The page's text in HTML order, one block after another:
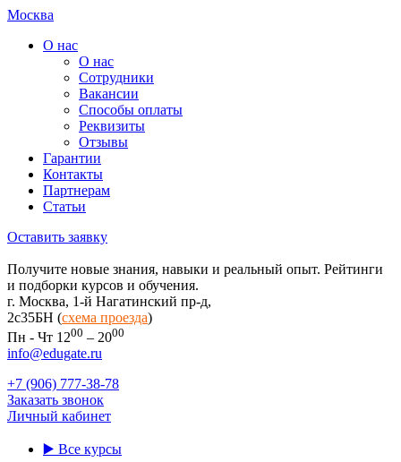
Москва
О нас
О нас
Сотрудники
Вакансии
Способы оплаты
Реквизиты
Отзывы
Гарантии
Контакты
Партнерам
Статьи
Оставить заявку
Получите новые знания, навыки и реальный опыт. Рейтинги
и подборки курсов и обучения.
г. Москва, 1-й Нагатинский пр-д,
2c35БН (схема проезда)
Пн - Чт 1200 – 2000
info@edugate.ru
+7 (906) 777-38-78
Заказать звонок
Личный кабинет
▶️ Все курсы